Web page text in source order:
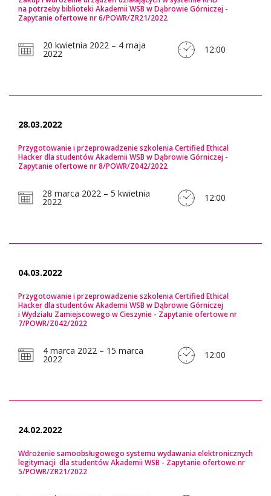
na potrzeby biblioteki Akademii WSB w Dąbrowie Górniczej -
Zapytanie ofertowe nr 6/POWR/ZR21/2022
20 kwietnia 2022 – 4 maja
2022 12:00
28.03.2022
Przygotowanie i przeprowadzenie szkolenia Certified Ethical
Hacker dla studentów Akademii WSB w Dąbrowie Górniczej -
Zapytanie ofertowe nr 8/POWR/Z042/2022
28 marca 2022 – 5 kwietnia
2022 12:00
04.03.2022
Przygotowanie i przeprowadzenie szkolenia Certified Ethical
Hacker dla studentów Akademii WSB w Dąbrowie Górniczej
i Wydziału Zamiejscowego w Cieszynie - Zapytanie ofertowe nr
7/POWR/Z042/2022
4 marca 2022 – 15 marca
2022 12:00
24.02.2022
Wdrożenie samoobsługowego systemu wydawania elektronicznych
legitymacji dla studentów Akademii WSB - Zapytanie ofertowe nr
5/POWR/ZR21/2022